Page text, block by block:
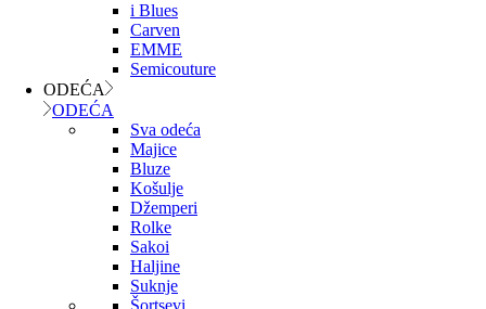
i Blues
Carven
EMME
Semicouture
ODEĆA
ODEĆA
Sva odeća
Majice
Bluze
Košulje
Džemperi
Rolke
Sakoi
Haljine
Suknje
Šortsevi